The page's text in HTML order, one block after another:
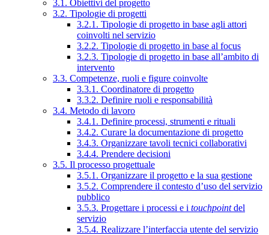
3.1. Obiettivi del progetto
3.2. Tipologie di progetti
3.2.1. Tipologie di progetto in base agli attori
coinvolti nel servizio
3.2.2. Tipologie di progetto in base al focus
3.2.3. Tipologie di progetto in base all’ambito di
intervento
3.3. Competenze, ruoli e figure coinvolte
3.3.1. Coordinatore di progetto
3.3.2. Definire ruoli e responsabilità
3.4. Metodo di lavoro
3.4.1. Definire processi, strumenti e rituali
3.4.2. Curare la documentazione di progetto
3.4.3. Organizzare tavoli tecnici collaborativi
3.4.4. Prendere decisioni
3.5. Il processo progettuale
3.5.1. Organizzare il progetto e la sua gestione
3.5.2. Comprendere il contesto d’uso del servizio
pubblico
3.5.3. Progettare i processi e i touchpointdel
servizio
3.5.4. Realizzare l’interfaccia utente del servizio